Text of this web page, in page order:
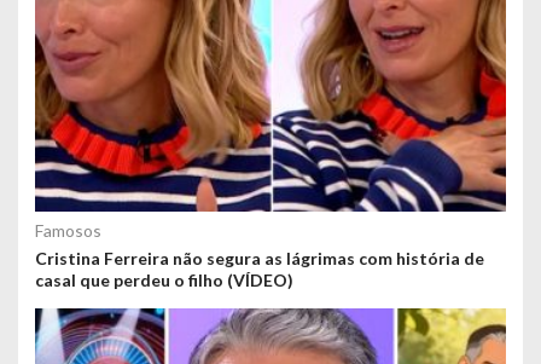
Famosos
Cristina Ferreira não segura as lágrimas com história de
casal que perdeu o filho (VÍDEO)